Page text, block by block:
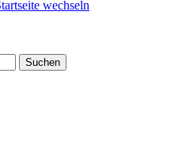
Suchen